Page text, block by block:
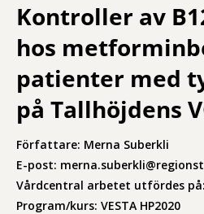
Kontroller av
hos
patienter med
på Tallhöjdens
Författare: Merna Suberkli
E-post:
Vårdcentral arbetet utfördes
Program/kurs: VESTA HP2020